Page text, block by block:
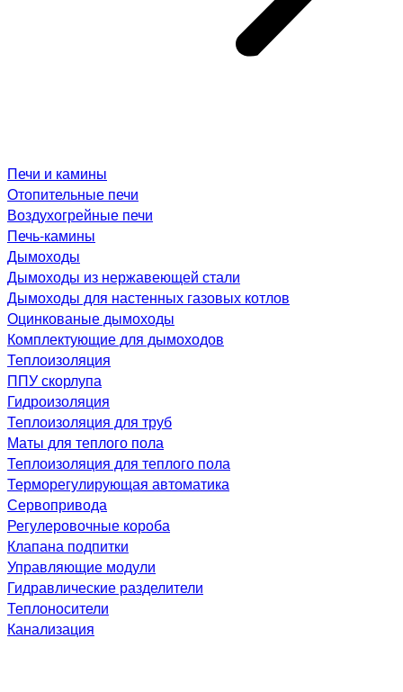
Печи и камины
Отопительные печи
Воздухогрейные печи
Печь-камины
Дымоходы
Дымоходы из нержавеющей стали
Дымоходы для настенных газовых котлов
Оцинкованые дымоходы
Комплектующие для дымоходов
Теплоизоляция
ППУ скорлупа
Гидроизоляция
Теплоизоляция для труб
Маты для теплого пола
Теплоизоляция для теплого пола
Терморегулирующая автоматика
Сервопривода
Регулеровочные короба
Клапана подпитки
Управляющие модули
Гидравлические разделители
Теплоносители
Канализация